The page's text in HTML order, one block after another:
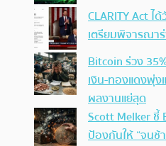
CLARITY Act
เตรียมพิจารณา
Bitcoin ร่วง
เงิน-ทองแดงพุ่
ผลงานแย่สุด
Scott Melker ชี้
ป้องกันให้ “จนช้